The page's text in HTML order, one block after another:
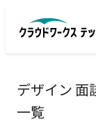
デザイン 面
一覧